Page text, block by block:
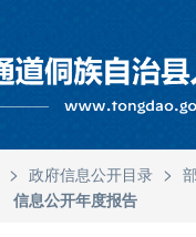
> 政府信息公开目录 >
信息公开年度报告